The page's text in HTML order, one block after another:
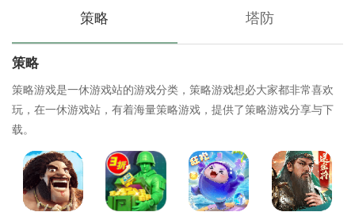
策略 塔防
策略
策略游戏是一休游戏站的游戏分类，策略游戏想必大家都非常喜欢
玩，在一休游戏站，有着海量策略游戏，提供了策略游戏分享与下
载。